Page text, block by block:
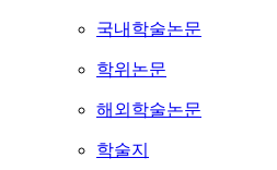
국내학술논문
학위논문
해외학술논문
학술지